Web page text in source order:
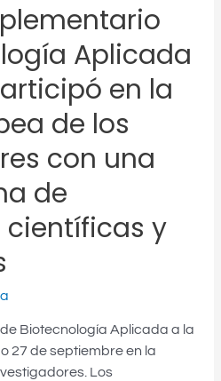
Aplicada
en la
de los
con una
de
y
Biotecnología Aplicada a la
27 de septiembre en la
Los